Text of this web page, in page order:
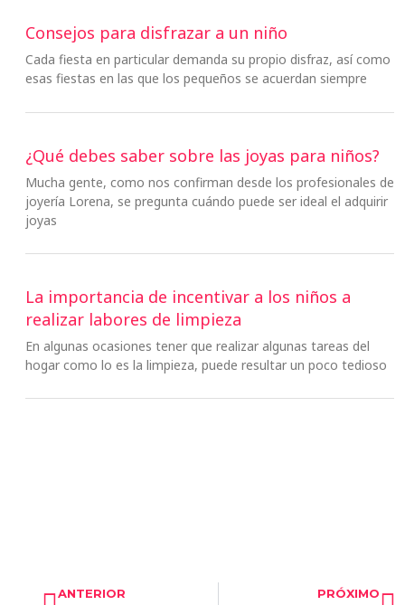
Consejos para disfrazar a un niño
Cada fiesta en particular demanda su propio disfraz, así como
esas fiestas en las que los pequeños se acuerdan siempre
¿Qué debes saber sobre las joyas para niños?
Mucha gente, como nos confirman desde los profesionales de
joyería Lorena, se pregunta cuándo puede ser ideal el adquirir
joyas
La importancia de incentivar a los niños a
realizar labores de limpieza
En algunas ocasiones tener que realizar algunas tareas del
hogar como lo es la limpieza, puede resultar un poco tedioso
Ant
ANTERIOR PRÓXIMO